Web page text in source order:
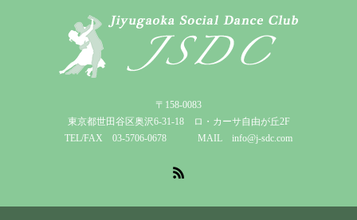
〒158-0083
東京都世田谷区奥沢6-31-18 ロ・カーサ自由が丘2F
TEL/FAX 03-5706-0678 MAIL info@j-sdc.com